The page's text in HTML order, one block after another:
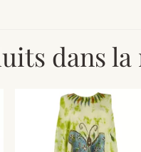
dans